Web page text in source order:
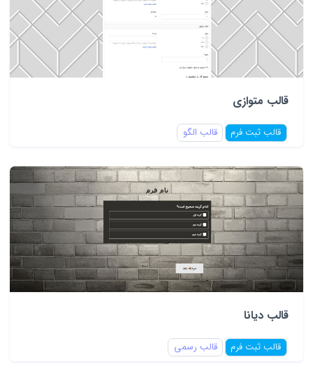
قالب متوازی
قالب ثبت فرم قالب الگو
قالب دیانا
قالب ثبت فرم قالب رسمی